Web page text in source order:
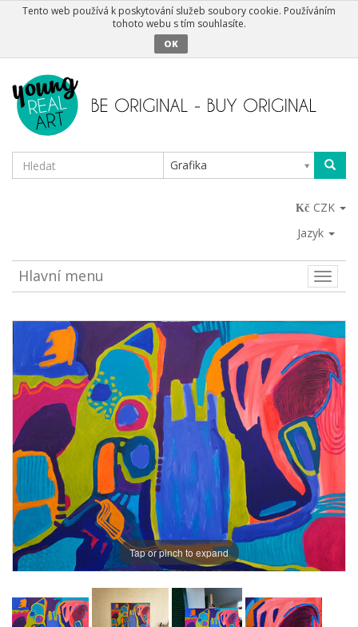
Tento web používá k poskytování služeb soubory cookie. Používáním
tohoto webu s tím souhlasíte.
OK
Grafika
CZK
Jazyk
Toggle
Hlavní menu
Tap or pinch to expand